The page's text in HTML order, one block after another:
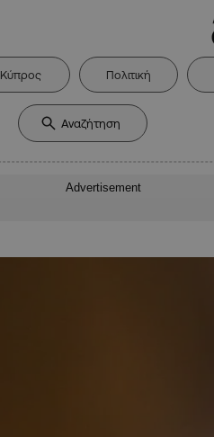
Κύπρος Πολιτική
Advertisement